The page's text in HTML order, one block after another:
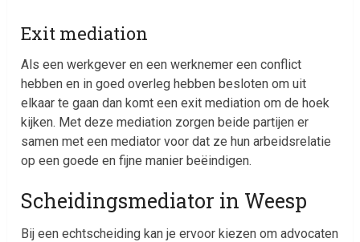
Exit mediation
Als een werkgever en een werknemer een conflict
hebben en in goed overleg hebben besloten om uit
elkaar te gaan dan komt een exit mediation om de hoek
kijken. Met deze mediation zorgen beide partijen er
samen met een mediator voor dat ze hun arbeidsrelatie
op een goede en fijne manier beëindigen.
Scheidingsmediator in Weesp
Bij een echtscheiding kan je ervoor kiezen om advocaten